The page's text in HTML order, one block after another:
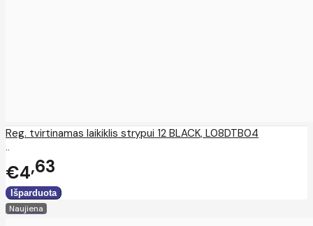
Reg. tvirtinamas laikiklis strypui 12 BLACK, L08DTB04
..
€4 63
Naujiena